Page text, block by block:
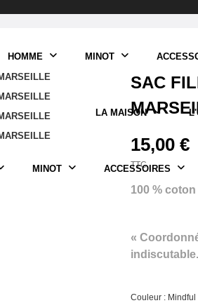
HOMME MINOT
LA MAISON
MINOT ACCESSOIRES
SAC
15,00 €
TTC
100 %
«
Couleur : Mindful